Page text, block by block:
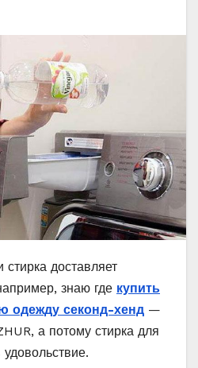
доставляет
знаю где купить
одежду секонд-хенд —
а потому стирка для